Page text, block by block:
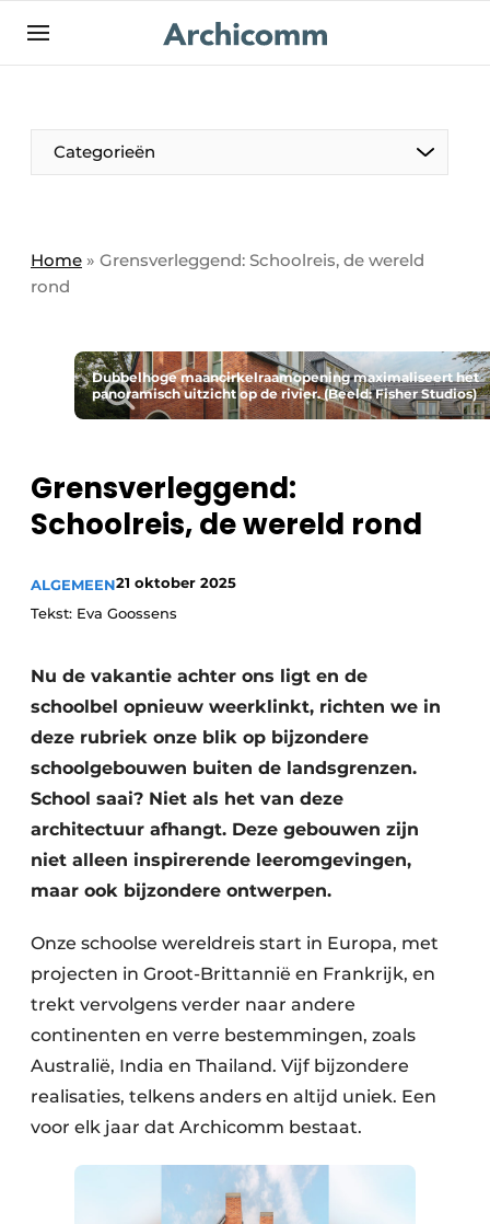
NL be-FR
Categorieën
Home » Grensverleggend: Schoolreis, de wereld
rond
Dubbelhoge maancirkelraamopening maximaliseert het
panoramisch uitzicht op de rivier. (Beeld: Fisher Studios)
Grensverleggend:
Schoolreis, de wereld rond
ALGEMEEN21 oktober 2025
Tekst: Eva Goossens
Nu de vakantie achter ons ligt en de
schoolbel opnieuw weerklinkt, richten we in
deze rubriek onze blik op bijzondere
schoolgebouwen buiten de landsgrenzen.
School saai? Niet als het van deze
architectuur afhangt. Deze gebouwen zijn
niet alleen inspirerende leeromgevingen,
maar ook bijzondere ontwerpen.
Onze schoolse wereldreis start in Europa, met
projecten in Groot-Brittannië en Frankrijk, en
trekt vervolgens verder naar andere
continenten en verre bestemmingen, zoals
Australië, India en Thailand. Vijf bijzondere
realisaties, telkens anders en altijd uniek. Een
voor elk jaar dat Archicomm bestaat.